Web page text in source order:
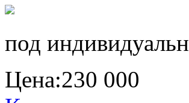
под
Цена:230 000